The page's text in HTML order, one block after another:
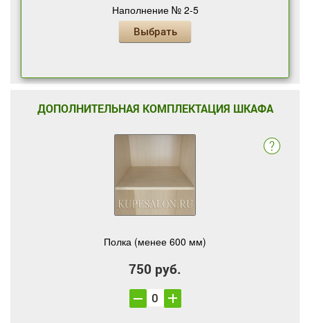
Наполнение № 2-5
Выбрать
ДОПОЛНИТЕЛЬНАЯ КОМПЛЕКТАЦИЯ ШКАФА
Полка (менее 600 мм)
750 руб.